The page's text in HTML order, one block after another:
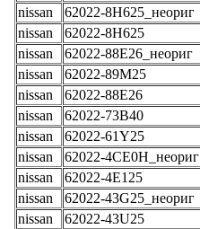
nissan
62022-8H625_неориг
nissan
62022-8H625
nissan
62022-88E26_неориг
nissan
62022-89M25
nissan
62022-88E26
nissan
62022-73B40
nissan
62022-61Y25
nissan
62022-4CE0H_неориг
nissan
62022-4E125
nissan
62022-43G25_неориг
nissan
62022-43U25